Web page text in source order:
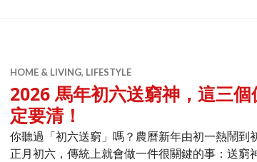
HOME & LIVING, LIFESTYLE
2026 馬年初六送窮神，這三個
定要清！
你聽過「初六送窮」嗎？農曆新年由初一熱鬧到
正月初六，傳統上就會做一件很關鍵的事：送窮